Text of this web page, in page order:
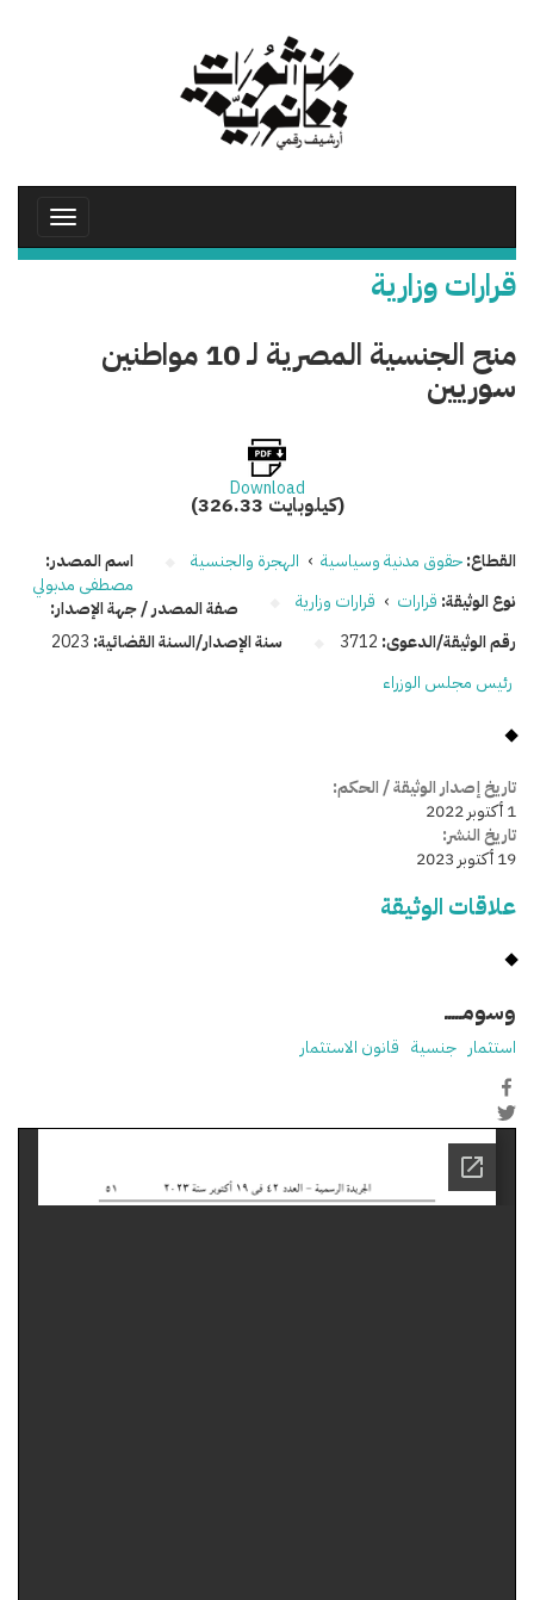
Toggle
قرارات وزارية
منح الجنسية المصرية لـ 10 مواطنين
سوريين
Download
(326.33 كيلوبايت)
القطاع:حقوق مدنية وسياسية › الهجرة والجنسية
نوع الوثيقة: قرارات › قرارات وزارية
رقم الوثيقة/الدعوى: 3712 سنة الإصدار/السنة القضائية: 2023
اسم المصدر:
مصطفى مدبولي
صفة المصدر / جهة الإصدار:
رئيس مجلس الوزراء
تاريخ إصدار الوثيقة / الحكم:
1 أكتوبر 2022
تاريخ النشر:
19 أكتوبر 2023
علاقات الوثيقة
وسومـــــ
استثمار جنسية قانون الاستثمار